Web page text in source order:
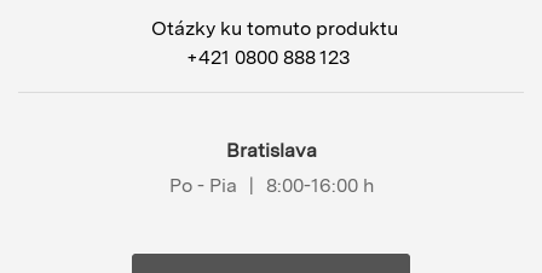
Otázky ku tomuto produktu
+421 0800 888 123
Bratislava
Po - Pia
| 8:00-16:00 h